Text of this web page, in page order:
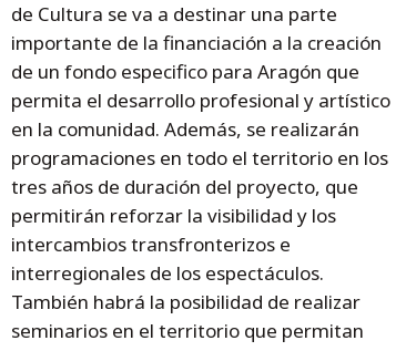
de Cultura se va a destinar una parte
importante de la financiación a la creación
de un fondo especifico para Aragón que
permita el desarrollo profesional y artístico
en la comunidad. Además, se realizarán
programaciones en todo el territorio en los
tres años de duración del proyecto, que
permitirán reforzar la visibilidad y los
intercambios transfronterizos e
interregionales de los espectáculos.
También habrá la posibilidad de realizar
seminarios en el territorio que permitan